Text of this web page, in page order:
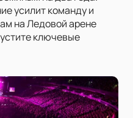
усилит команду и
на Ледовой арене
ключевые